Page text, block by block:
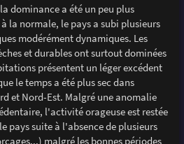
dominance a été un peu plus
la normale, le pays a subi plusieurs
modérément dynamiques. Les
et durables ont surtout dominées
présentent un léger excédent
le temps a été plus sec dans
et Nord-Est. Malgré une anomalie
l'activité orageuse est restée
pays suite à l'absence de plusieurs
malgré les bonnes périodes